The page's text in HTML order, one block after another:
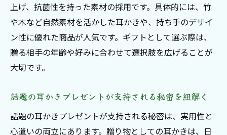
上げ、抗菌性を持った素材の採用です。具体的には、竹
や木など自然素材を活かした耳かきや、持ち手のデザイ
ン性に優れた商品が人気です。ギフトとして選ぶ際は、
贈る相手の年齢や好みに合わせて選択肢を広げることが
大切です。
話題の耳かきプレゼントが支持される秘密を紐解く
話題の耳かきプレゼントが支持される秘密は、実用性と
心遣いの両立にあります。贈り物としての耳かきは、日